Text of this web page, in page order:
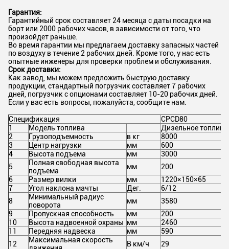
Гарантия:
Гарантийный срок составляет 24 месяца с даты посадки на
борт или 2000 рабочих часов, в зависимости от того, что
произойдет раньше.
Во время гарантии мы предлагаем доставку запасных частей
по воздуху в течение 2 рабочих дней. Кроме того, у нас есть
опытные инженеры для проверки проблем и обслуживания.
Срок доставки:
Как завод, мы можем предложить быструю доставку
продукции, стандартный погрузчик составляет 7 рабочих
дней, погрузчик с опционами составляет 10-20 рабочих дней.
Если у вас есть вопросы, пожалуйста, сообщите нам.
Спецификация
CPCD80
1
Модель топлива
Дизельное топливо
2
Грузоподъемность в кг
8000
3
Центр нагрузки мм
600
4
Высота подъема мм
3000
5
Полная свободная высота
подъема
мм
200
6
Размер вилки мм
1220×150×65
7
Угол наклона мачты Дег.
6/12
8
Минимальный радиус
поворота
мм
3580
9
Пропускная способность мм
200
10
Высота надвоенной охраны мм
2460
11
Передняя надвеска мм
590
12
Максимальная скорость
В км/ч 29